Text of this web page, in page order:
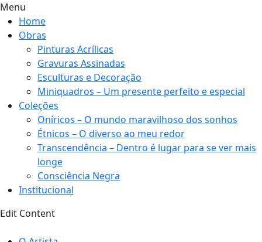
Menu
Home
Obras
Pinturas Acrílicas
Gravuras Assinadas
Esculturas e Decoração
Miniquadros – Um presente perfeito e especial
Coleções
Oníricos – O mundo maravilhoso dos sonhos
Étnicos – O diverso ao meu redor
Transcendência – Dentro é lugar para se ver mais
longe
Consciência Negra
Institucional
Edit Content